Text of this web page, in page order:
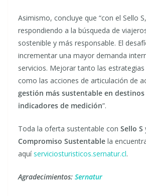
Asimismo, concluye que “con el Sello
respondiendo a la búsqueda de
sostenible y más responsable. El
incrementar una mayor demanda
servicios. Mejorar tanto las
como las acciones de articulación de
gestión más sustentable en
indicadores de medición”.
Toda la oferta sustentable con Sello S
Compromiso Sustentable la
aquíserviciosturisticos.sernatur.cl.
Agradecimientos: Sernatur